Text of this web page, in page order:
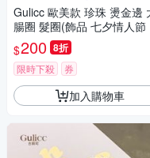
Gulicc 歐美款 珍珠 燙金邊
腸圈 髮圈(飾品 七夕情人節
飾 髮帶 髮箍 生日禮物 主題
搭 約會 )
$200 8折
限時下殺 券
加入購物車